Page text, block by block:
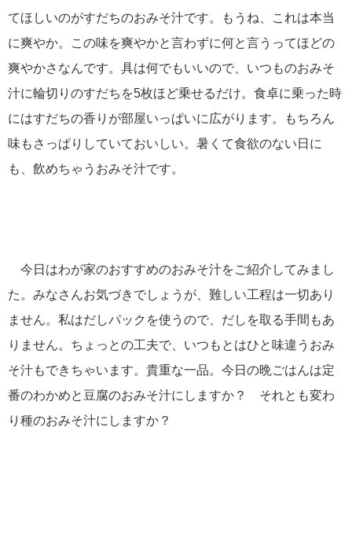
てほしいのがすだちのおみそ汁です。もうね、これは本当
に爽やか。この味を爽やかと言わずに何と言うってほどの
爽やかさなんです。具は何でもいいので、いつものおみそ
汁に輪切りのすだちを5枚ほど乗せるだけ。食卓に乗った時
にはすだちの香りが部屋いっぱいに広がります。もちろん
味もさっぱりしていておいしい。暑くて食欲のない日に
も、飲めちゃうおみそ汁です。
今日はわが家のおすすめのおみそ汁をご紹介してみまし
た。みなさんお気づきでしょうが、難しい工程は一切あり
ません。私はだしパックを使うので、だしを取る手間もあ
りません。ちょっとの工夫で、いつもとはひと味違うおみ
そ汁もできちゃいます。貴重な一品。今日の晩ごはんは定
番のわかめと豆腐のおみそ汁にしますか？ それとも変わ
り種のおみそ汁にしますか？